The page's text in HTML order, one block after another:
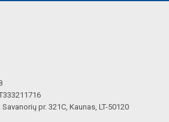
pr. 321C, Kaunas, LT-50120